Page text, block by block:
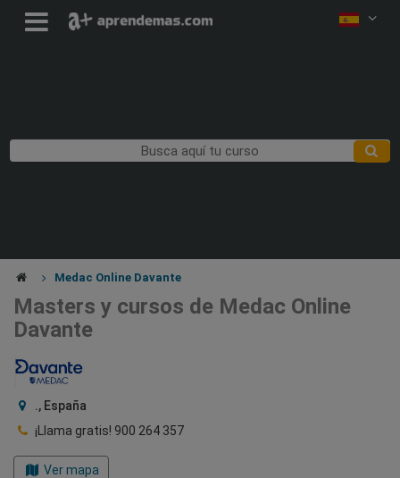
Medac Online Davante
Masters y cursos de Medac Online
Davante
., España
¡Llama gratis! 900 264 357
Ver mapa